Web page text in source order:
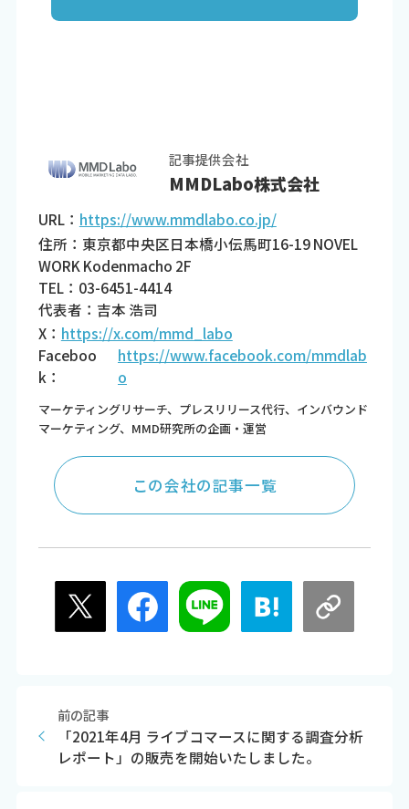
記事提供会社
MMDLabo株式会社
URL： https://www.mmdlabo.co.jp/
住所：東京都中央区日本橋小伝馬町16-19 NOVEL
WORK Kodenmacho 2F
TEL：03-6451-4414
代表者：吉本 浩司
X： https://x.com/mmd_labo
Faceboo
k：
https://www.facebook.com/mmdlab
o
マーケティングリサーチ、プレスリリース代行、インバウンド
マーケティング、MMD研究所の企画・運営
この会社の記事一覧
前の記事
「2021年4月 ライブコマースに関する調査分析
レポート」の販売を開始いたしました。